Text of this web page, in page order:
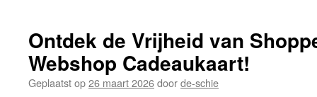
Ontdek de Vrijheid van
Webshop Cadeaukaart!
Geplaatst op26 maart 2026doorde-schie